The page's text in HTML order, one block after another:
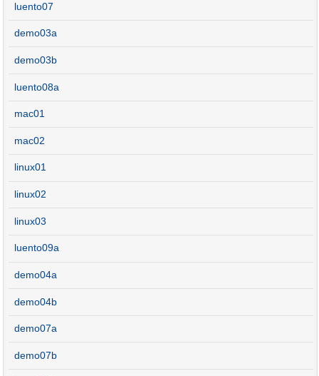
luento07
demo03a
demo03b
luento08a
mac01
mac02
linux01
linux02
linux03
luento09a
demo04a
demo04b
demo07a
demo07b